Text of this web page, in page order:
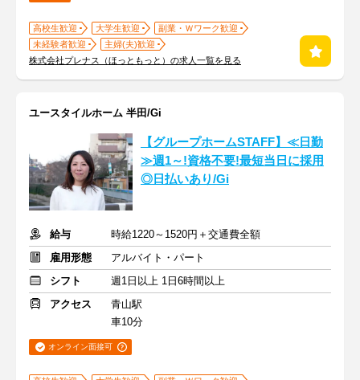
高校生歓迎 大学生歓迎
副業・Ｗワーク歓迎
未経験者歓迎
主婦(夫)歓迎
株式会社プレナス（ほっともっと）の求人一覧を見る
ユースタイルホーム 半田/Gi
【グループホームSTAFF】≪日勤
≫週1～!資格不要!最短当日に採用
◎日払いあり/Gi
給与
時給1220～1520円＋交通費全額
雇用形態
アルバイト・パート
シフト
週1日以上 1日6時間以上
アクセス
青山駅
車10分
オンライン面接可